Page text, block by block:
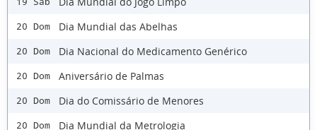
20 Dom Dia Mundial das Abelhas
20 Dom Dia Nacional do Medicamento Genérico
20 Dom Aniversário de Palmas
20 Dom Dia do Comissário de Menores
20 Dom Dia Mundial da Metrologia